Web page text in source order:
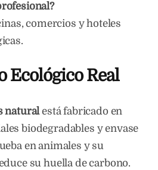
comercios y hoteles
Ecológico Real
naturalestá fabricado en
biodegradables y envase
en animales y su
su huella de carbono.